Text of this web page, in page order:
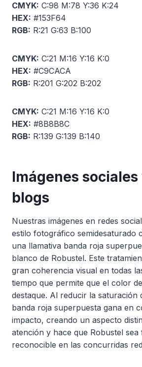
CMYK: C:98 M:78 Y:36 K:24
HEX: #153F64
RGB: R:21 G:63 B:100
CMYK: C:21 M:16 Y:16 K:0
HEX: #C9CACA
RGB: R:201 G:202 B:202
CMYK: C:21 M:16 Y:16 K:0
HEX: #8B8B8C
RGB: R:139 G:139 B:140
Imágenes sociales
blogs
Nuestras imágenes en redes
estilo fotográfico semidesaturado
una llamativa banda roja
blanco de Robustel. Este
gran coherencia visual en todas
tiempo que permite que el color
destaque. Al reducir la saturación
banda roja superpuesta gana en
impacto, creando un aspecto
atención y hace que Robustel sea
reconocible en las concurridas